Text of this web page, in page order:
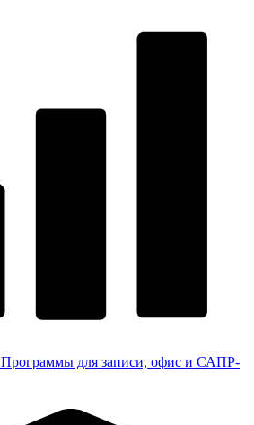
Программы для записи, офис и САПР-